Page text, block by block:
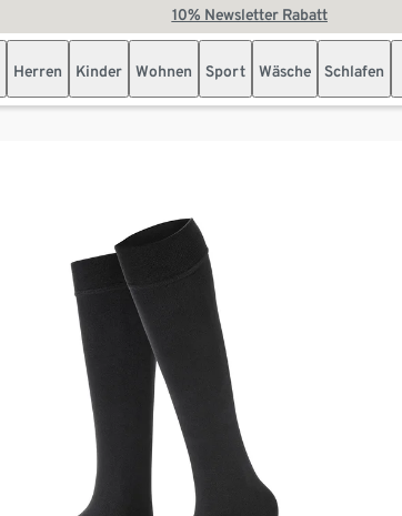
10% Newsletter Rabatt
Herren Kinder Wohnen Sport Wäsche Schlafen